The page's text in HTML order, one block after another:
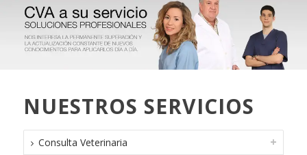
NUESTROS SERVICIOS
Consulta Veterinaria